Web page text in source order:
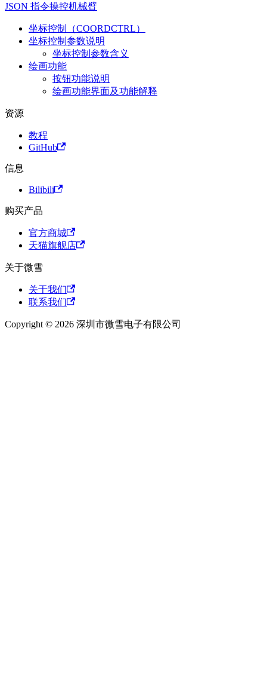
JSON 指令操控机械臂
坐标控制（COORDCTRL）
坐标控制参数说明
坐标控制参数含义
绘画功能
按钮功能说明
绘画功能界面及功能解释
资源
教程
GitHub
信息
Bilibili
购买产品
官方商城
天猫旗舰店
关于微雪
关于我们
联系我们
Copyright © 2026 深圳市微雪电子有限公司